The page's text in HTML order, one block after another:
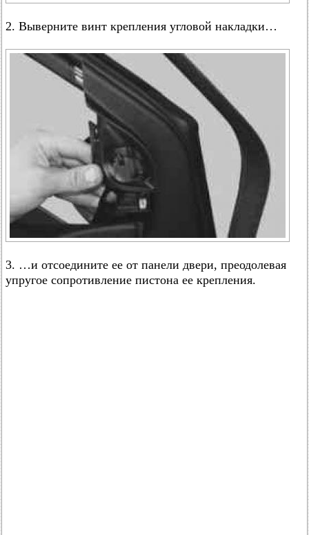
2. Выверните винт крепления угловой накладки…
3. …и отсоедините ее от панели двери, преодолевая
упругое сопротивление пистона ее крепления.